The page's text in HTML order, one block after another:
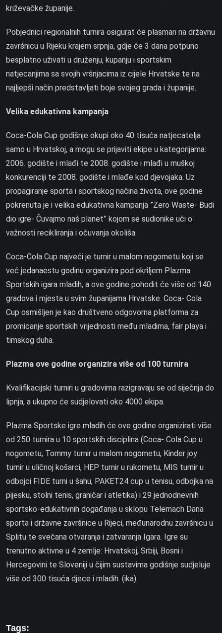
križevačke županije.
Pobjednici regionalnih turnira osigurat će plasman na državnu
završnicu u Rijeku krajem srpnja, gdje će 3 dana potpuno
besplatno uživati u druženju, kupanju i sportskim
natjecanjima sa svojih vršnjacima iz cijele Hrvatske te na
najljepši način predstavljati boje svojeg grada i županije.
Velika edukativna kampanja
Coca-Cola Cup godišnje okupi oko 40 tisuća natjecatelja
samo u Hrvatskoj, a mogu se prijaviti ekipe u kategorijama:
2006. godište i mlađi te 2008. godište i mlađi u muškoj
konkurenciji te 2008. godište i mlađe kod djevojaka. Uz
propagiranje sporta i sportskog načina života, ove godine
pokrenuta je i velika edukativna kampanja ”Zero Waste- Budi
dio igre- Čuvajmo naš planet” kojom se sudionike uči o
važnosti recikliranja i očuvanja okoliša.
Coca-Cola Cup najveći je turnir u malom nogometu koji se
već jedanaestu godinu organizira pod okriljem Plazma
Sportskih igara mladih, a ove godine pohodit će više od 140
gradova i mjesta u svim županijama Hrvatske. Coca- Cola
Cup osmišljen je kao društveno odgovorna platforma za
promicanje sportskih vrijednosti među mladima, fair playa i
timskog duha.
Plazma ove godine organizira više od 100 turnira
Kvalifikacijski turniri u gradovima razigravaju se od siječnja do
lipnja, a ukupno će sudjelovati oko 4000 ekipa.
Plazma Sportske igre mladih će ove godine organizirati više
od 250 turnira u 10 sportskih disciplina (Coca- Cola Cup u
nogometu, Tommy turnir u malom nogometu, Kinder joy
turnir u uličnoj košarci, HEP turnir u rukometu, MIS turnir u
odbojci FIDE turni u šahu, PAKET24 cup u tenisu, odbojka na
pijesku, stolni tenis, graničar i atletika) i 29 jednodnevnih
sportsko-edukativnih događanja u sklopu Telemach Dana
sporta i državne završnice u Rijeci, međunarodnu završnicu u
Splitu te svečana otvaranja i zatvaranja Igara. Igre su
trenutno aktivne u 4 zemlje: Hrvatskoj, Srbiji, Bosni i
Hercegovini te Sloveniji u čijim sustavima godišnje sudjeluje
više od 300 tisuća djece i mladih. (ika)
Tags: